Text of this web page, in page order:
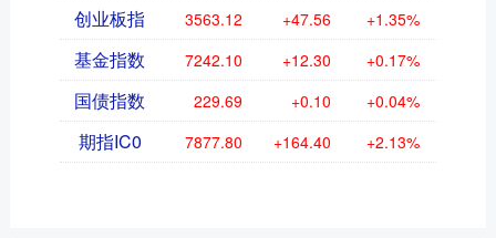
创业板指 3563.12 +47.56 +1.35%
基金指数 7242.10 +12.30 +0.17%
国债指数 229.69 +0.10 +0.04%
期指IC0 7877.80 +164.40 +2.13%